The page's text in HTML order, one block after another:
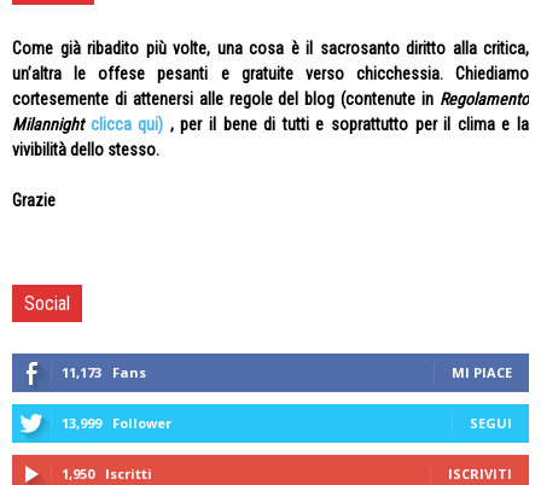
Come già ribadito più volte, una cosa è il sacrosanto diritto alla critica,
un’altra le offese pesanti e gratuite verso chicchessia. Chiediamo
cortesemente di attenersi alle regole del blog (contenute in Regolamento
Milannight clicca qui) , per il bene di tutti e soprattutto per il clima e la
vivibilità dello stesso.
Grazie
Social
11,173 Fans MI PIACE
13,999 Follower SEGUI
1,950 Iscritti ISCRIVITI